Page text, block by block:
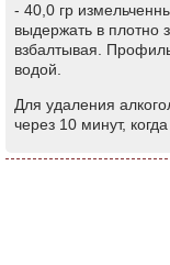
- 40,0 гр
выдержать в плотно
взбалтывая.
водой.
Для удаления
через 10 минут,